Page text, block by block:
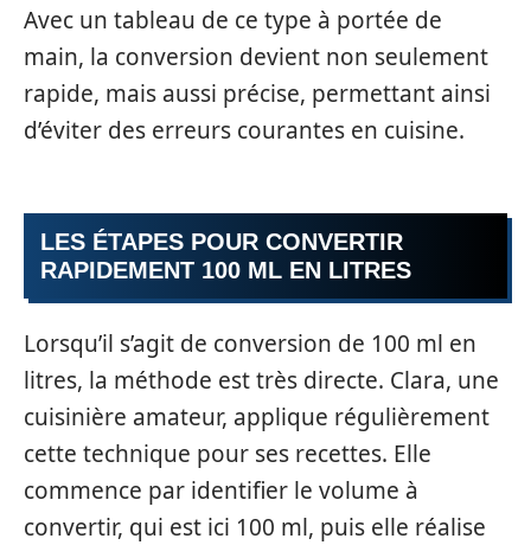
Avec un tableau de ce type à portée de
main, la conversion devient non seulement
rapide, mais aussi précise, permettant ainsi
d’éviter des erreurs courantes en cuisine.
LES ÉTAPES POUR CONVERTIR
RAPIDEMENT 100 ML EN LITRES
Lorsqu’il s’agit de conversion de 100 ml en
litres, la méthode est très directe. Clara, une
cuisinière amateur, applique régulièrement
cette technique pour ses recettes. Elle
commence par identifier le volume à
convertir, qui est ici 100 ml, puis elle réalise